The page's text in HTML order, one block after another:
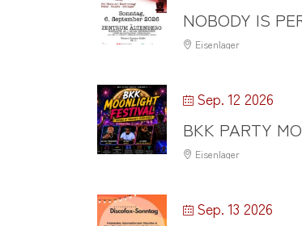
NOBODY IS
Eisenlager
Sep. 12 2026
BKK PARTY
Eisenlager
Sep. 13 2026